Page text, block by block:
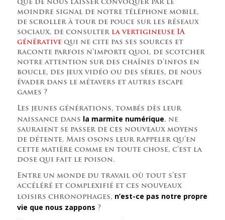
que de nous laisser convoquer par le
moindre signal de notre téléphone mobile,
de scroller à tour de pouce sur les réseaux
sociaux, de consulter la vertigineuse IA
générativequi ne cite pas ses sources et
raconte parfois n’importe quoi, de scotcher
notre attention sur des chaînes d’infos en
boucle, des jeux vidéo ou des séries, de nous
évader dans le métavers et autres escape
games ?
Les jeunes générations, tombés dès leur
naissance dans la marmite numérique, ne
sauraient se passer de ces nouveaux moyens
de détente. Mais osons leur rappeler qu’en
cette matière comme en toute chose, c’est la
dose qui fait le poison.
Entre un monde du travail où tout s’est
accéléré et complexifié et ces nouveaux
loisirs chronophages, n’est-ce pas notre propre
vie que nous zappons ?